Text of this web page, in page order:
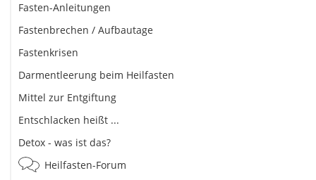
Fasten-Anleitungen
Fastenbrechen / Aufbautage
Fastenkrisen
Darmentleerung beim Heilfasten
Mittel zur Entgiftung
Entschlacken heißt ...
Detox - was ist das?
Heilfasten-Forum